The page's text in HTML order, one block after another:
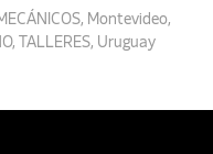
, Montevideo,
, TALLERES, Uruguay